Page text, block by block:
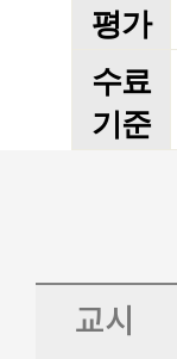
평가
수료
기준
교시